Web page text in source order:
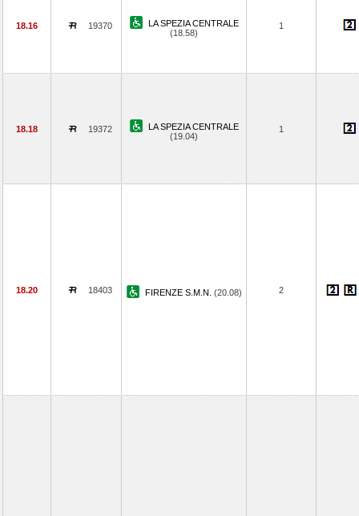
18.16 19370
LA SPEZIA CENTRALE
(18.58)
1
18.18 19372
LA SPEZIA CENTRALE
(19.04)
1
18.20 18403 FIRENZE S.M.N. (20.08) 2